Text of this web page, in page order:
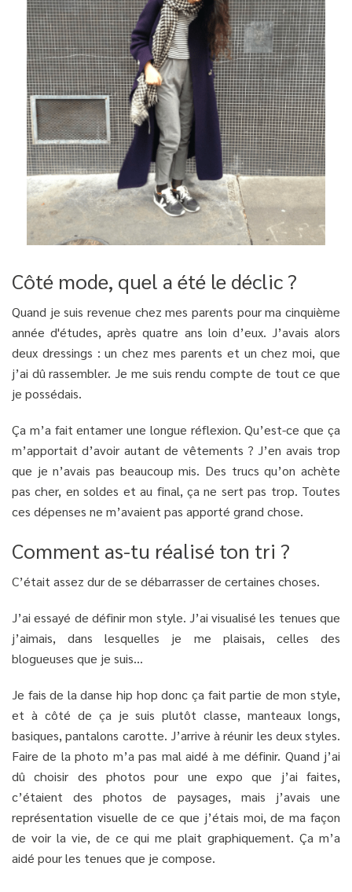
Côté mode, quel a été le déclic ?
Quand je suis revenue chez mes parents pour ma cinquième
année d'études, après quatre ans loin d’eux. J’avais alors
deux dressings : un chez mes parents et un chez moi, que
j’ai dû rassembler. Je me suis rendu compte de tout ce que
je possédais.
Ça m’a fait entamer une longue réflexion. Qu’est-ce que ça
m’apportait d’avoir autant de vêtements ? J’en avais trop
que je n’avais pas beaucoup mis. Des trucs qu’on achète
pas cher, en soldes et au final, ça ne sert pas trop. Toutes
ces dépenses ne m’avaient pas apporté grand chose.
Comment as-tu réalisé ton tri ?
C’était assez dur de se débarrasser de certaines choses.
J’ai essayé de définir mon style. J’ai visualisé les tenues que
j’aimais, dans lesquelles je me plaisais, celles des
blogueuses que je suis…
Je fais de la danse hip hop donc ça fait partie de mon style,
et à côté de ça je suis plutôt classe, manteaux longs,
basiques, pantalons carotte. J’arrive à réunir les deux styles.
Faire de la photo m’a pas mal aidé à me définir. Quand j’ai
dû choisir des photos pour une expo que j’ai faites,
c’étaient des photos de paysages, mais j’avais une
représentation visuelle de ce que j’étais moi, de ma façon
de voir la vie, de ce qui me plait graphiquement. Ça m’a
aidé pour les tenues que je compose.